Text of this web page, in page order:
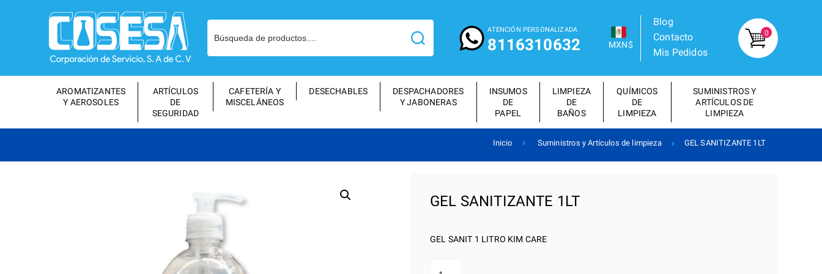
ATENCIÓN PERSONALIZADA
8116310632 MXN$
Blog
Contacto
Mis Pedidos
0
AROMATIZANTES
Y AEROSOLES
ARTÍCULOS
DE
SEGURIDAD
CAFETERÍA Y
MISCELÁNEOS
DESECHABLES
DESPACHADORES
Y JABONERAS
INSUMOS
DE
PAPEL
LIMPIEZA
DE
BAÑOS
QUÍMICOS
DE
LIMPIEZA
SUMINISTROS Y
ARTÍCULOS DE
LIMPIEZA
Inicio Suministros y Artículos de limpieza GEL SANITIZANTE 1LT
GEL SANITIZANTE 1LT
GEL SANIT 1 LITRO KIM CARE